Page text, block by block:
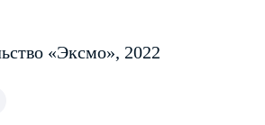
«Эксмо», 2022